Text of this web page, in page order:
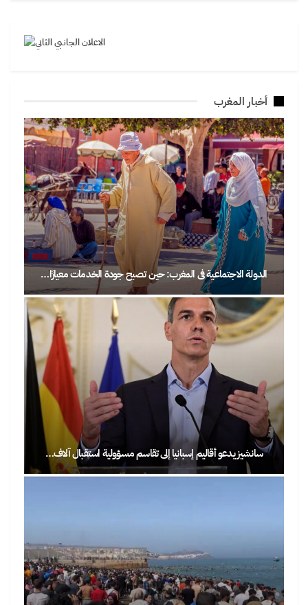
أخبار المغرب
الدولة الاجتماعية في المغرب: حين تصبح جودة الخدمات معيارًا…
سانشيز يدعو أقاليم إسبانيا إلى تقاسم مسؤولية استقبال آلاف…